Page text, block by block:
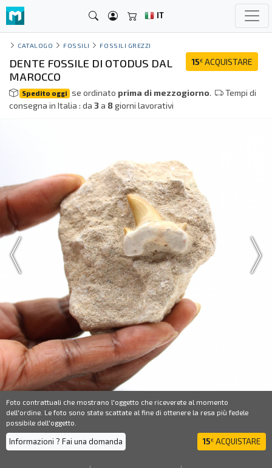
IT
CATALOGO FOSSILI FOSSILI GREZZI
15€ ACQUISTARE
DENTE FOSSILE DI OTODUS DAL
MAROCCO
Spedito oggi se ordinato prima di mezzogiorno.
Tempi di
consegna in Italia : da 3a 8giorni lavorativi
Foto contrattuali che mostrano l'oggetto che riceverete al momento
dell'ordine. Le foto sono state scattate al fine di ottenere la resa più fedele
possibile dell'oggetto.
Informazioni ? Fai una domanda 15€ ACQUISTARE